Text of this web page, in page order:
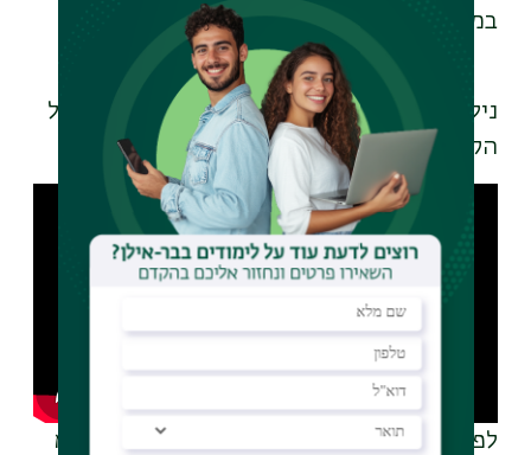
במידע שגוי והאמת קשה לגילוי.
ניל בר דוקטורנטבמחלקה להיסטוריה
מדבר על
הקטור מטרויה ועל אנושיות בשעת מלחמה
לפני שהקטור יצא לקרב, ואחרי שהתחמש, הוא